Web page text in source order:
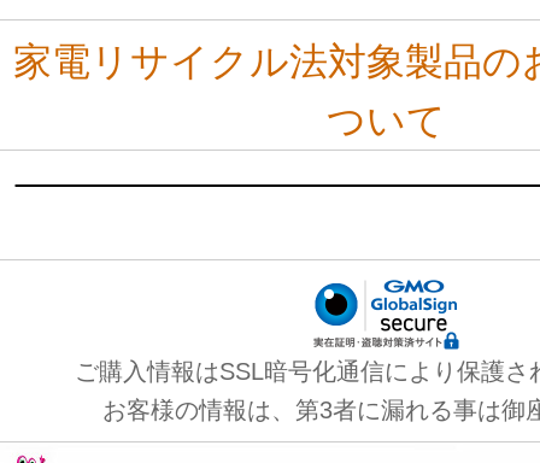
家電リサイクル法対象製品の
ついて
ご購入情報はSSL暗号化通信により保護さ
お客様の情報は、第3者に漏れる事は御